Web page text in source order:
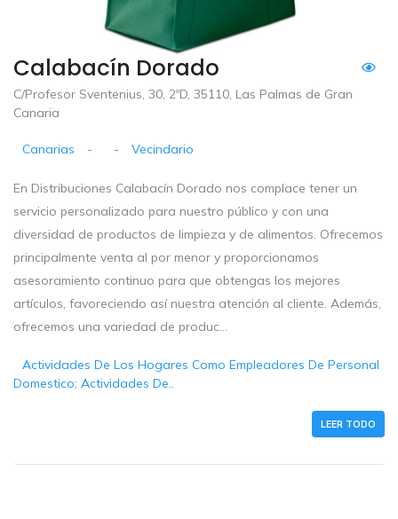
Calabacín Dorado
C/Profesor Sventenius, 30, 2ºD, 35110, Las Palmas de Gran
Canaria
Canarias - - Vecindario
En Distribuciones Calabacín Dorado nos complace tener un
servicio personalizado para nuestro público y con una
diversidad de productos de limpieza y de alimentos. Ofrecemos
principalmente venta al por menor y proporcionamos
asesoramiento continuo para que obtengas los mejores
artículos, favoreciendo así nuestra atención al cliente. Además,
ofrecemos una variedad de produc...
Actividades De Los Hogares Como Empleadores De Personal
Domestico; Actividades De..
LEER TODO